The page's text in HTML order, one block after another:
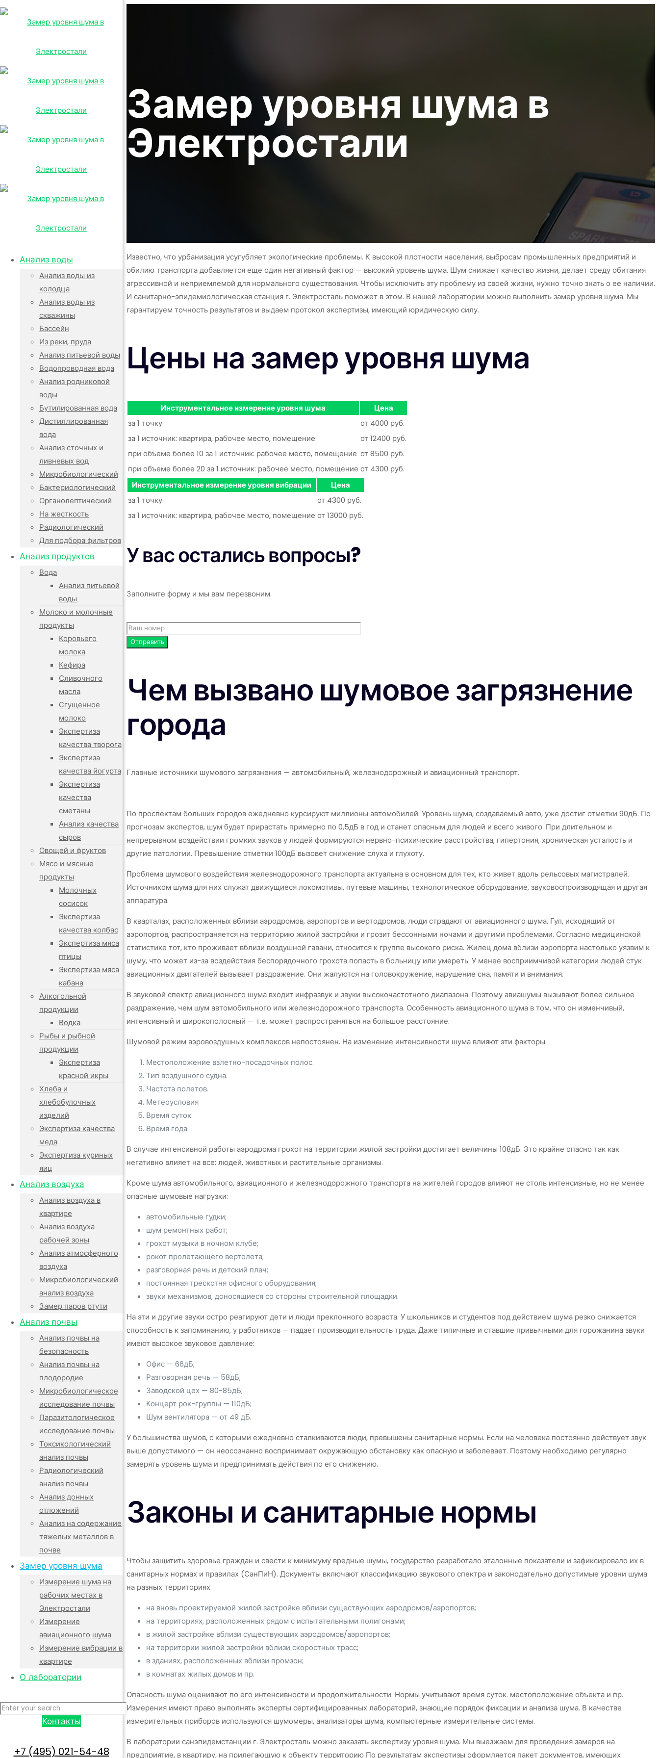
Анализ воды
Анализ воды из
колодца
Анализ воды из
скважины
Бассейн
Из реки, пруда
Анализ питьевой воды
Водопроводная вода
Анализ родниковой
воды
Бутилированная вода
Дистиллированная
вода
Анализ сточных и
ливневых вод
Микробиологический
Бактериологический
Органолептический
На жесткость
Радиологический
Для подбора фильтров
Анализ продуктов
Вода
Анализ питьевой
воды
Молоко и молочные
продукты
Коровьего
молока
Кефира
Сливочного
масла
Сгущенное
молоко
Экспертиза
качества творога
Экспертиза
качества йогурта
Экспертиза
качества
сметаны
Анализ качества
сыров
Овощей и фруктов
Мясо и мясные
продукты
Молочных
сосисок
Экспертиза
качества колбас
Экспертиза мяса
птицы
Экспертиза мяса
кабана
Алкогольной
продукции
Водка
Рыбы и рыбной
продукции
Экспертиза
красной икры
Хлеба и
хлебобулочных
изделий
Экспертиза качества
меда
Экспертиза куриных
яиц
Анализ воздуха
Анализ воздуха в
квартире
Анализ воздуха
рабочей зоны
Анализ атмосферного
воздуха
Микробиологический
анализ воздуха
Замер паров ртути
Анализ почвы
Анализ почвы на
безопасность
Анализ почвы на
плодородие
Микробиологическое
исследование почвы
Паразитологическое
исследование почвы
Токсикологический
анализ почвы
Радиологический
анализ почвы
Анализ донных
отложений
Анализ на содержание
тяжелых металлов в
почве
Замер уровня шума
Измерение шума на
рабочих местах в
Электростали
Измерение
авиационного шума
Измерение вибрации в
квартире
О лаборатории
Контакты
+7 (495) 021-54-48
Замер уровня шума в
Электростали
Известно, что урбанизация усугубляет экологические проблемы. К высокой плотности населения, выбросам промышленных предприятий и
обилию транспорта добавляется еще один негативный фактор — высокий уровень шума. Шум снижает качество жизни, делает среду обитания
агрессивной и неприемлемой для нормального существования. Чтобы исключить эту проблему из своей жизни, нужно точно знать о ее наличии.
И санитарно-эпидемиологическая станция г. Электросталь поможет в этом. В нашей лаборатории можно выполнить замер уровня шума. Мы
гарантируем точность результатов и выдаем протокол экспертизы, имеющий юридическую силу.
Цены на замер уровня шума
Инструментальное измерение уровня шума
Цена
за 1 точку
от 4000 руб.
за 1 источник: квартира, рабочее место, помещение
от 12400 руб.
при объеме более 10 за 1 источник: рабочее место, помещение от 8500 руб.
при объеме более 20 за 1 источник: рабочее место, помещение от 4300 руб.
Инструментальное измерение уровня вибрации
Цена
за 1 точку
от 4300 руб.
за 1 источник: квартира, рабочее место, помещение от 13000 руб.
У вас остались вопросы?
Заполните форму и мы вам перезвоним.
Чем вызвано шумовое загрязнение
города
Главные источники шумового загрязнения — автомобильный, железнодорожный и авиационный транспорт.
По проспектам больших городов ежедневно курсируют миллионы автомобилей. Уровень шума, создаваемый авто, уже достиг отметки 90дБ. По
прогнозам экспертов, шум будет прирастать примерно по 0,5дБ в год и станет опасным для людей и всего живого. При длительном и
непрерывном воздействии громких звуков у людей формируются нервно-психические расстройства, гипертония, хроническая усталость и
другие патологии. Превышение отметки 100дБ вызовет снижение слуха и глухоту.
Проблема шумового воздействия железнодорожного транспорта актуальна в основном для тех, кто живет вдоль рельсовых магистралей.
Источником шума для них служат движущиеся локомотивы, путевые машины, технологическое оборудование, звуковоспроизводящая и другая
аппаратура.
В кварталах, расположенных вблизи аэродромов, аэропортов и вертодромов, люди страдают от авиационного шума. Гул, исходящий от
аэропортов, распространяется на территорию жилой застройки и грозит бессонными ночами и другими проблемами. Согласно медицинской
статистике тот, кто проживает вблизи воздушной гавани, относится к группе высокого риска. Жилец дома вблизи аэропорта настолько уязвим к
шуму, что может из-за воздействия беспорядочного грохота попасть в больницу или умереть. У менее восприимчивой категории людей стук
авиационных двигателей вызывает раздражение. Они жалуются на головокружение, нарушение сна, памяти и внимания.
В звуковой спектр авиационного шума входит инфразвук и звуки высокочастотного диапазона. Поэтому авиашумы вызывают более сильное
раздражение, чем шум автомобильного или железнодорожного транспорта. Особенность авиационного шума в том, что он изменчивый,
интенсивный и широкополосный — т.е. может распространяться на большое расстояние.
Шумовой режим аэровоздушных комплексов непостоянен. На изменение интенсивности шума влияют эти факторы.
Местоположение взлетно-посадочных полос.
Тип воздушного судна.
Частота полетов.
Метеоусловия
Время суток.
Время года.
В случае интенсивной работы аэродрома грохот на территории жилой застройки достигает величины 108дБ. Это крайне опасно так как
негативно влияет на все: людей, животных и растительные организмы.
Кроме шума автомобильного, авиационного и железнодорожного транспорта на жителей городов влияют не столь интенсивные, но не менее
опасные шумовые нагрузки:
автомобильные гудки;
шум ремонтных работ;
грохот музыки в ночном клубе;
рокот пролетающего вертолета;
разговорная речь и детский плач;
постоянная трескотня офисного оборудования;
звуки механизмов, доносящиеся со стороны строительной площадки.
На эти и другие звуки остро реагируют дети и люди преклонного возраста. У школьников и студентов под действием шума резко снижается
способность к запоминанию, у работников — падает производительность труда. Даже типичные и ставшие привычными для горожанина звуки
имеют высокое звуковое давление:
Офис — 66дБ;
Разговорная речь — 58дБ;
Заводской цех — 80-85дБ;
Концерт рок-группы — 110дБ;
Шум вентилятора — от 49 дБ.
У большинства шумов, с которыми ежедневно сталкиваются люди, превышены санитарные нормы. Если на человека постоянно действует звук
выше допустимого — он неосознанно воспринимает окружающую обстановку как опасную и заболевает. Поэтому необходимо регулярно
замерять уровень шума и предпринимать действия по его снижению.
Законы и санитарные нормы
Чтобы защитить здоровье граждан и свести к минимуму вредные шумы, государство разработало эталонные показатели и зафиксировало их в
санитарных нормах и правилах (СанПиН). Документы включают классификацию звукового спектра и законодательно допустимые уровни шума
на разных территориях
на вновь проектируемой жилой застройке вблизи существующих аэродромов/аэропортов;
на территориях, расположенных рядом с испытательными полигонами;
в жилой застройке вблизи существующих аэродромов/аэропортов;
на территории жилой застройки вблизи скоростных трасс;
в зданиях, расположенных вблизи промзон;
в комнатах жилых домов и пр.
Опасность шума оценивают по его интенсивности и продолжительности. Нормы учитывают время суток. местоположение объекта и пр.
Измерения имеют право выполнять эксперты сертифицированных лабораторий, знающие порядок фиксации и анализа шума. В качестве
измерительных приборов используются шумомеры, анализаторы шума, компьютерные измерительные системы.
В лаборатории санэпидемстанции г. Электросталь можно заказать экспертизу уровня шума. Мы выезжаем для проведения замеров на
предприятие, в квартиру, на прилегающую к объекту территорию По результатам экспертизы оформляется пакет документов, имеющих